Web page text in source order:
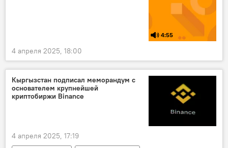
4:55
4 апреля 2025, 18:00
Кыргызстан подписал меморандум с
основателем крупнейшей
криптобиржи Binance
4 апреля 2025, 17:19